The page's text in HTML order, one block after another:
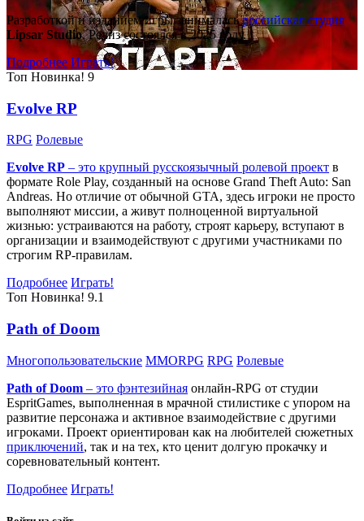
Разработкой и изданием игры занималасьроссийская студия
Lipsar Studio. Релиз состоялся в 2025 году.
Подробнее Играть!
Топ Новинка! 9
Evolve RP
RPG Ролевые
Evolve RP – это крупный русскоязычный ролевой проект в
формате Role Play, созданный на основе Grand Theft Auto: San
Andreas. Но отличие от обычной GTA, здесь игроки не просто
выполняют миссии, а живут полноценной виртуальной
жизнью: устраиваются на работу, строят карьеру, вступают в
организации и взаимодействуют с другими участниками по
строгим RP-правилам.
Подробнее Играть!
Топ Новинка! 9.1
Path of Doom
Многопользовательские MMORPG RPG Ролевые
Path of Doom – это фэнтезийная онлайн-RPG от студии
EspritGames, выполненная в мрачной стилистике с упором на
развитие персонажа и активное взаимодействие с другими
игроками. Проект ориентирован как на любителей сюжетных
приключений, так и на тех, кто ценит долгую прокачку и
соревновательный контент.
Подробнее Играть!